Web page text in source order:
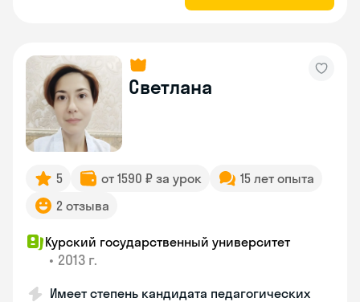
Светлана
5 от 1590 ₽ за урок
15 лет опыта
2 отзыва
Курский государственный университет
• 2013 г.
Имеет степень кандидата педагогических